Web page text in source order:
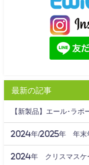
最新の記事
【新製品】エール･ラポ
2024年/2025年 年末
2024年 クリスマスケ